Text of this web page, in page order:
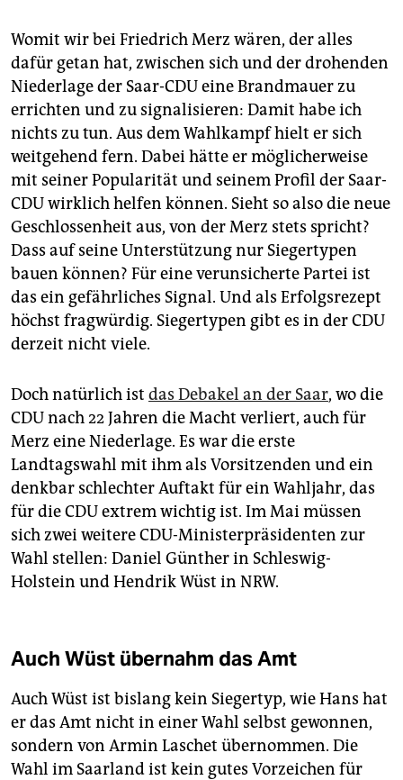
Womit wir bei Friedrich Merz wären, der alles
dafür getan hat, zwischen sich und der drohenden
Niederlage der Saar-CDU eine Brandmauer zu
errichten und zu signalisieren: Damit habe ich
nichts zu tun. Aus dem Wahlkampf hielt er sich
weitgehend fern. Dabei hätte er möglicherweise
mit seiner Popularität und seinem Profil der Saar-
CDU wirklich helfen können. Sieht so also die neue
Geschlossenheit aus, von der Merz stets spricht?
Dass auf seine Unterstützung nur Siegertypen
bauen können? Für eine verunsicherte Partei ist
das ein gefährliches Signal. Und als Erfolgsrezept
höchst fragwürdig. Siegertypen gibt es in der CDU
derzeit nicht viele.
Doch natürlich ist das Debakel an der Saar, wo die
CDU nach 22 Jahren die Macht verliert, auch für
Merz eine Niederlage. Es war die erste
Landtagswahl mit ihm als Vorsitzenden und ein
denkbar schlechter Auftakt für ein Wahljahr, das
für die CDU extrem wichtig ist. Im Mai müssen
sich zwei weitere CDU-Ministerpräsidenten zur
Wahl stellen: Daniel Günther in Schleswig-
Holstein und Hendrik Wüst in NRW.
Auch Wüst übernahm das Amt
Auch Wüst ist bislang kein Siegertyp, wie Hans hat
er das Amt nicht in einer Wahl selbst gewonnen,
sondern von Armin Laschet übernommen. Die
Wahl im Saarland ist kein gutes Vorzeichen für